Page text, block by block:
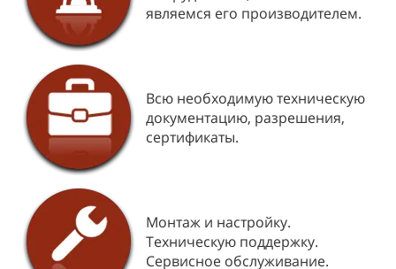
являемся его производителем.
Всю необходимую техническую
документацию, разрешения,
сертификаты.
Монтаж и настройку.
Техническую поддержку.
Сервисное обслуживание.